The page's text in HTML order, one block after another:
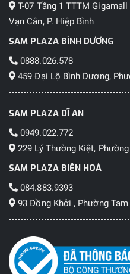
T-07 Tầng 1 TTTM
Vạn Cân, P. Hiệp Bình
SAM PLAZA BÌNH DƯƠNG
0888.026.578
459 Đại Lộ Bình Dương,
SAM PLAZA DĨ AN
0949.022.772
229 Lý Thường Kiệt,
SAM PLAZA BIÊN HOÀ
084.883.9393
93 Đồng Khởi , Phường